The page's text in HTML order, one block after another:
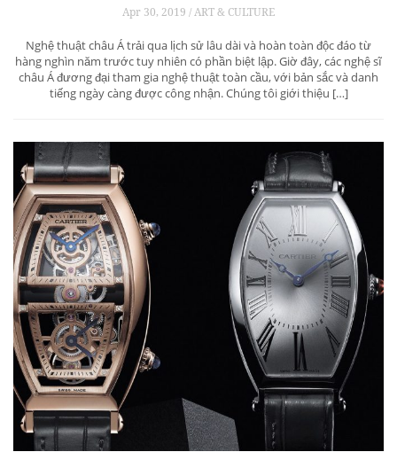
Apr 30, 2019 / ART & CULTURE
Nghệ thuật châu Á trải qua lịch sử lâu dài và hoàn toàn độc đáo từ
hàng nghìn năm trước tuy nhiên có phần biệt lập. Giờ đây, các nghệ sĩ
châu Á đương đại tham gia nghệ thuật toàn cầu, với bản sắc và danh
tiếng ngày càng được công nhận. Chúng tôi giới thiệu […]